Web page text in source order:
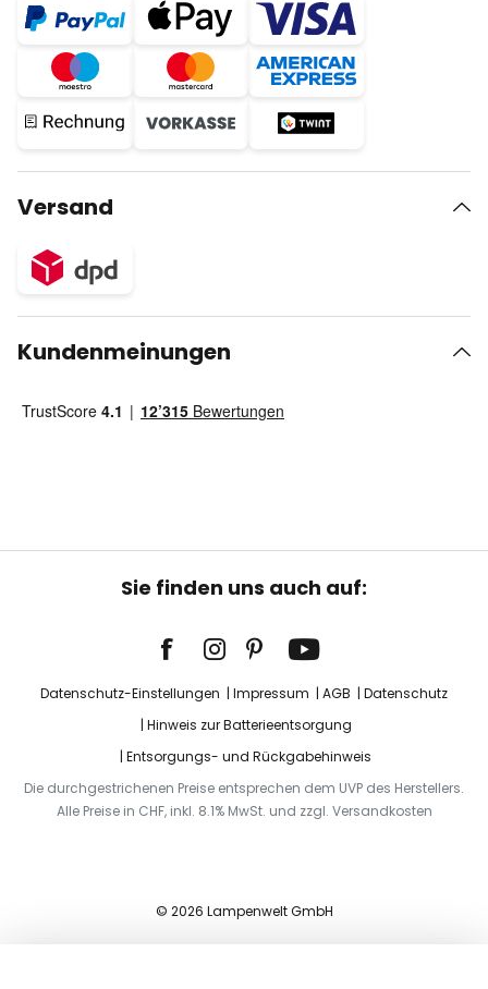
Versand
Kundenmeinungen
Sie finden uns auch auf:
Datenschutz-Einstellungen Impressum AGB
Datenschutz
Hinweis zur Batterieentsorgung
Entsorgungs- und Rückgabehinweis
Die durchgestrichenen Preise entsprechen dem UVP des Herstellers.
Alle Preise in CHF, inkl. 8.1% MwSt. und zzgl. Versandkosten
© 2026 Lampenwelt GmbH